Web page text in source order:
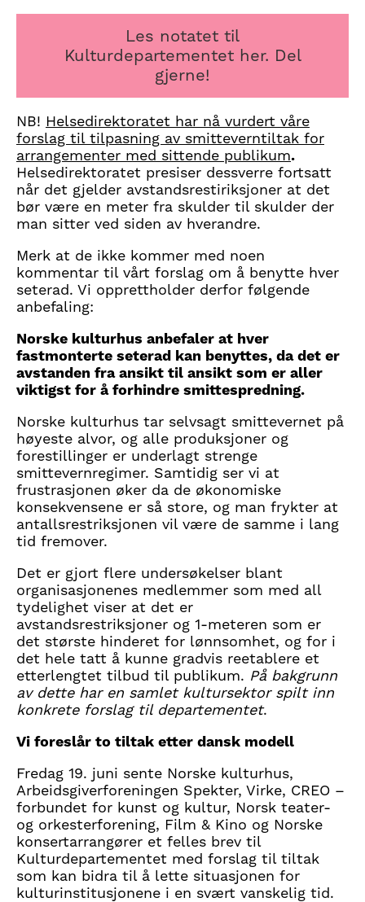
Les notatet til
Kulturdepartementet her. Del
gjerne!
NB! Helsedirektoratet har nå vurdert våre
forslag til tilpasning av smitteverntiltak for
arrangementer med sittende publikum.
Helsedirektoratet presiser dessverre fortsatt
når det gjelder avstandsrestiriksjoner at det
bør være en meter fra skulder til skulder der
man sitter ved siden av hverandre.
Merk at de ikke kommer med noen
kommentar til vårt forslag om å benytte hver
seterad. Vi opprettholder derfor følgende
anbefaling:
Norske kulturhus anbefaler at hver
fastmonterte seterad kan benyttes, da det er
avstanden fra ansikt til ansikt som er aller
viktigst for å forhindre smittespredning.
Norske kulturhus tar selvsagt smittevernet på
høyeste alvor, og alle produksjoner og
forestillinger er underlagt strenge
smittevernregimer. Samtidig ser vi at
frustrasjonen øker da de økonomiske
konsekvensene er så store, og man frykter at
antallsrestriksjonen vil være de samme i lang
tid fremover.
Det er gjort flere undersøkelser blant
organisasjonenes medlemmer som med all
tydelighet viser at det er
avstandsrestriksjoner og 1-meteren som er
det største hinderet for lønnsomhet, og for i
det hele tatt å kunne gradvis reetablere et
etterlengtet tilbud til publikum. På bakgrunn
av dette har en samlet kultursektor spilt inn
konkrete forslag til departementet.
Vi foreslår to tiltak etter dansk modell
Fredag 19. juni sente Norske kulturhus,
Arbeidsgiverforeningen Spekter, Virke, CREO –
forbundet for kunst og kultur, Norsk teater-
og orkesterforening, Film & Kino og Norske
konsertarrangører et felles brev til
Kulturdepartementet med forslag til tiltak
som kan bidra til å lette situasjonen for
kulturinstitusjonene i en svært vanskelig tid.